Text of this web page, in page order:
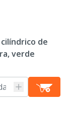
de
verde